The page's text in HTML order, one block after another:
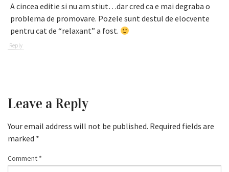
A cincea editie si nu am stiut…dar cred ca e mai degraba o
problema de promovare. Pozele sunt destul de elocvente
pentru cat de “relaxant” a fost.
Reply
Leave a Reply
Your email address will not be published. Required fields are
marked *
Comment *